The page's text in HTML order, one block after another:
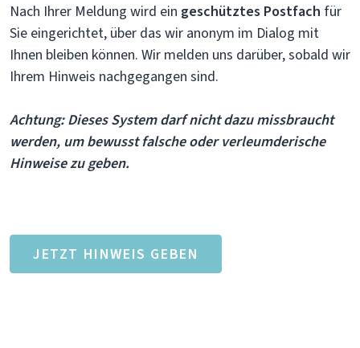
Nach Ihrer Meldung wird ein geschütztes Postfach für
Sie eingerichtet, über das wir anonym im Dialog mit
Ihnen bleiben können. Wir melden uns darüber, sobald wir
Ihrem Hinweis nachgegangen sind.
Achtung: Dieses System darf nicht dazu missbraucht
werden, um bewusst falsche oder verleumderische
Hinweise zu geben.
JETZT HINWEIS GEBEN